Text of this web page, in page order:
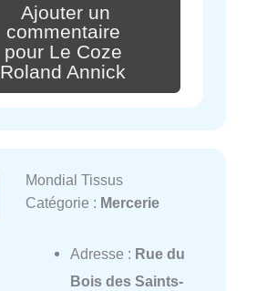
Ajouter un
commentaire
pour Le Coze
Roland Annick
Mondial Tissus
Catégorie : Mercerie
Adresse : Rue du
Bois des Saints-